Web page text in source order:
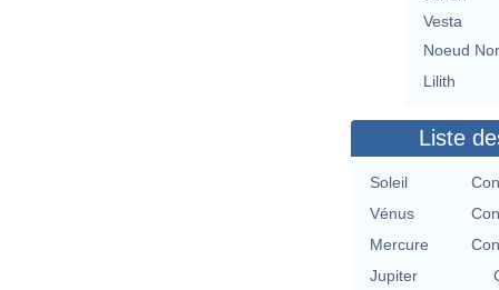
Vesta
Noeud
Lilith
Liste
Soleil
Vénus
Mercure
Jupiter